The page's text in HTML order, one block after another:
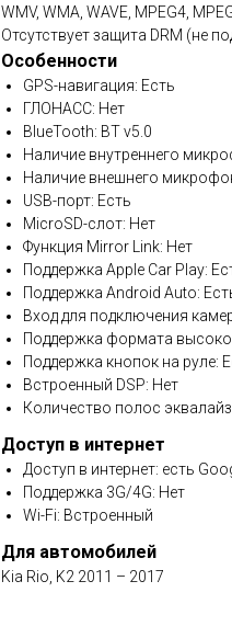
WMV, WMA, WAVE, MPEG4,
Отсутствует защита DRM (не
Особенности
GPS-навигация: Есть
ГЛОНАСС: Нет
BlueTooth: BT v5.0
Наличие внутреннего
Наличие внешнего
USB-порт: Есть
MicroSD-слот: Нет
Функция Mirror Link: Нет
Поддержка Apple Car Play:
Поддержка Android Auto:
Вход для подключения
Поддержка формата
Поддержка кнопок на руле:
Встроенный DSP: Нет
Количество полос
Доступ в интернет
Доступ в интернет: есть
Поддержка 3G/4G: Нет
Wi-Fi: Встроенный
Для автомобилей
Kia Rio, K2 2011 – 2017